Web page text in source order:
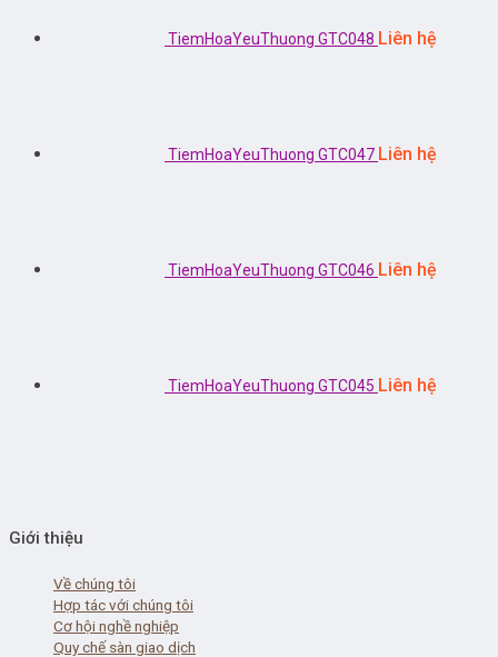
TiemHoaYeuThuong GTC048 Liên hệ
TiemHoaYeuThuong GTC047 Liên hệ
TiemHoaYeuThuong GTC046 Liên hệ
TiemHoaYeuThuong GTC045 Liên hệ
Giới thiệu
Về chúng tôi
Hợp tác với chúng tôi
Cơ hội nghề nghiệp
Quy chế sàn giao dịch